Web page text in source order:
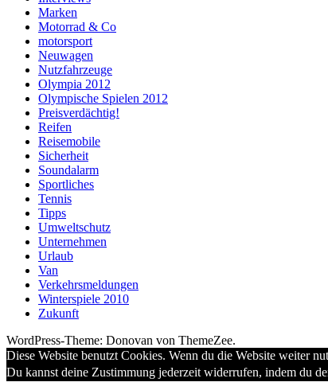
Marken
Motorrad & Co
motorsport
Neuwagen
Nutzfahrzeuge
Olympia 2012
Olympische Spielen 2012
Preisverdächtig!
Reifen
Reisemobile
Sicherheit
Soundalarm
Sportliches
Tennis
Tipps
Umweltschutz
Unternehmen
Urlaub
Van
Verkehrsmeldungen
Winterspiele 2010
Zukunft
WordPress-Theme: Donovan von ThemeZee.
Diese Website benutzt Cookies. Wenn du die Website weiter
Du kannst deine Zustimmung jederzeit widerrufen, indem du